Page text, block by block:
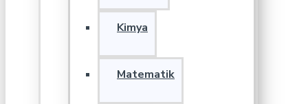
Kimya
Matematik